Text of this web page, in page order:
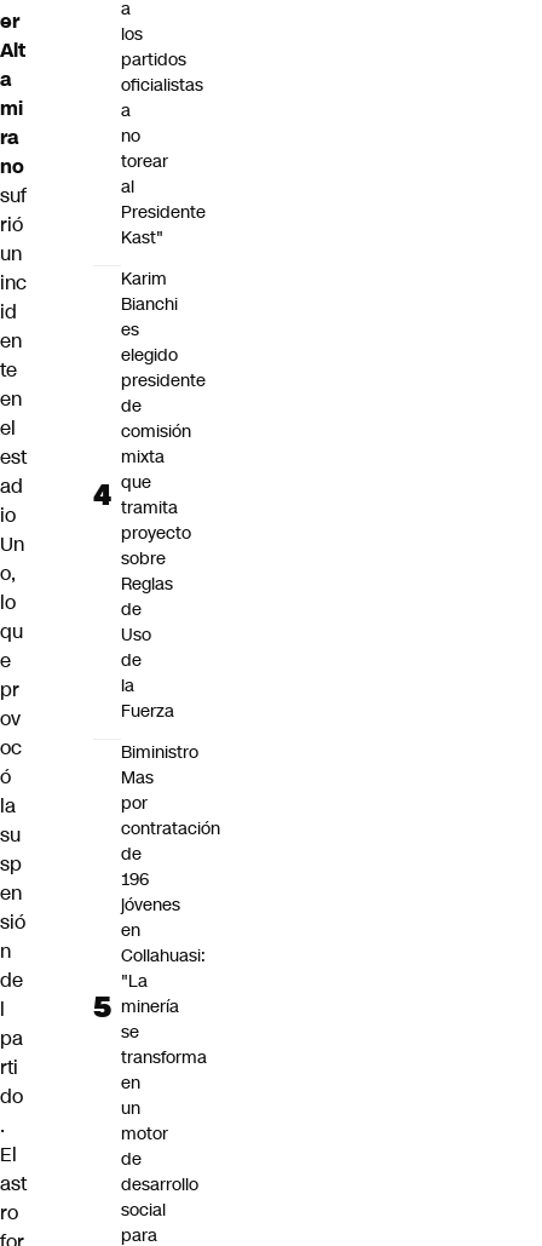
er
Alt
a
mi
ra
no
suf
rió
un
inc
id
en
te
en
el
est
ad
io
Un
o,
lo
qu
e
pr
ov
oc
ó
la
su
sp
en
sió
n
de
l
pa
rti
do
.
El
ast
ro
a
los
partidos
oficialistas
a
no
torear
al
Presidente
Kast"
Karim
Bianchi
es
elegido
presidente
de
comisión
mixta
que
tramita
proyecto
sobre
Reglas
de
Uso
de
la
Fuerza
Biministro
Mas
por
contratación
de
196
jóvenes
en
Collahuasi:
"La
minería
se
transforma
en
un
motor
de
desarrollo
social
para